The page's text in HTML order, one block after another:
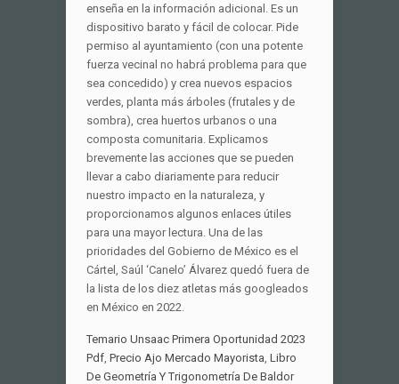
Temario Unsaac Primera Oportunidad 2023
Pdf, Precio Ajo Mercado Mayorista, Libro
De Geometría Y Trigonometría De Baldor